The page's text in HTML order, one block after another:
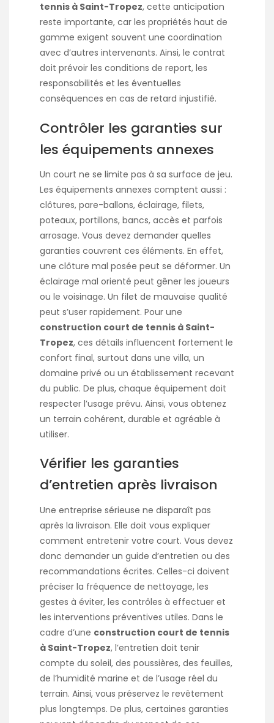
tennis à Saint-Tropez, cette anticipation
reste importante, car les propriétés haut de
gamme exigent souvent une coordination
avec d’autres intervenants. Ainsi, le contrat
doit prévoir les conditions de report, les
responsabilités et les éventuelles
conséquences en cas de retard injustifié.
Contrôler les garanties sur
les équipements annexes
Un court ne se limite pas à sa surface de jeu.
Les équipements annexes comptent aussi :
clôtures, pare-ballons, éclairage, filets,
poteaux, portillons, bancs, accès et parfois
arrosage. Vous devez demander quelles
garanties couvrent ces éléments. En effet,
une clôture mal posée peut se déformer. Un
éclairage mal orienté peut gêner les joueurs
ou le voisinage. Un filet de mauvaise qualité
peut s’user rapidement. Pour une
construction court de tennis à Saint-
Tropez, ces détails influencent fortement le
confort final, surtout dans une villa, un
domaine privé ou un établissement recevant
du public. De plus, chaque équipement doit
respecter l’usage prévu. Ainsi, vous obtenez
un terrain cohérent, durable et agréable à
utiliser.
Vérifier les garanties
d’entretien après livraison
Une entreprise sérieuse ne disparaît pas
après la livraison. Elle doit vous expliquer
comment entretenir votre court. Vous devez
donc demander un guide d’entretien ou des
recommandations écrites. Celles-ci doivent
préciser la fréquence de nettoyage, les
gestes à éviter, les contrôles à effectuer et
les interventions préventives utiles. Dans le
cadre d’une construction court de tennis
à Saint-Tropez, l’entretien doit tenir
compte du soleil, des poussières, des feuilles,
de l’humidité marine et de l’usage réel du
terrain. Ainsi, vous préservez le revêtement
plus longtemps. De plus, certaines garanties